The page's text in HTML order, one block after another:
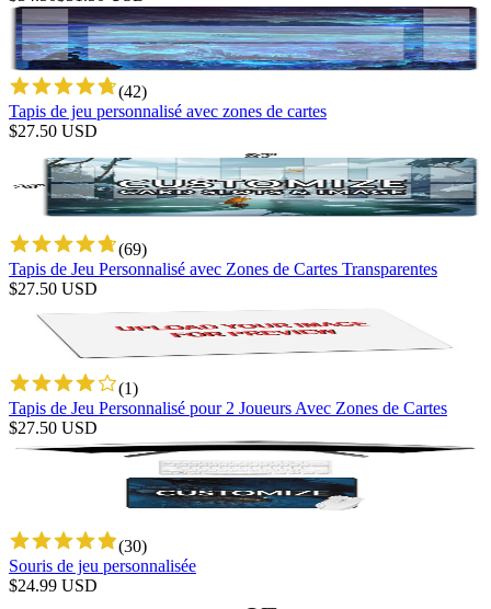
(42)
Tapis de jeu personnalisé avec zones de cartes
$27.50 USD
(69)
Tapis de Jeu Personnalisé avec Zones de Cartes Transparentes
$27.50 USD
(1)
Tapis de Jeu Personnalisé pour 2 Joueurs Avec Zones de Cartes
$27.50 USD
(30)
Souris de jeu personnalisée
$24.99 USD